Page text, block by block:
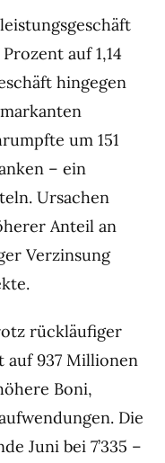
auf 1,14
hingegen
um 151
– ein
Ursachen
Anteil an
Verzinsung
rückläufiger
auf 937 Millionen
Boni,
Die
Juni bei 7’335 –